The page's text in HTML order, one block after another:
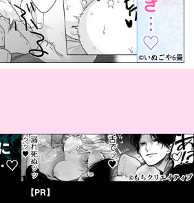
【PR】
ボーイズブックス)